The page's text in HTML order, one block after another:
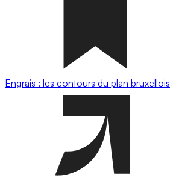
Engrais : les contours du plan bruxellois